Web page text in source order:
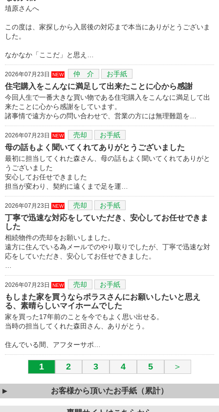
埴原さんへ
この度は、家探しから入居後の対応まで本当にありがとうございま
した。
なかなか「ここだ」と思え…
2026年07月23日 NEW 仲 介 お手紙
住宅購入をこんなに満足して出来たことに心から感謝
今回人生で一番大きな買い物である住宅購入をこんなに満足して出
来たことに心から感謝をしています。
諸事情で遠方からの問い合わせで、営業の方には無理難題を…
2026年07月23日 NEW 売却 お手紙
母の話もよく聞いてくれてありがとうございました
最初に担当してくれた森さん、母の話もよく聞いてくれてありがと
うございました
安心してお任せできました
担当が変わり、契約に遠くまで足を運…
2026年07月23日 NEW 売却 お手紙
丁寧で迅速な対応をしていただき、安心してお任せできま
した
相続物件の売却をお願いしました。
遠方に住んでいる為メールでのやり取りでしたが、丁寧で迅速な対
応をしていただき、安心してお任せできました。
2026年07月23日 NEW 売却 お手紙
もしまた家を買うならポラスさんにお願いしたいと思え
る、素晴らしいマイホームでした
家を買った17年前のことを今でもよく思い出せる。
当時の担当してくれた森田さん、ありがとう。
住んでいる間、アフターサポ…
1 2 3 4 5 ＞
お客様から頂いたお手紙（累計）